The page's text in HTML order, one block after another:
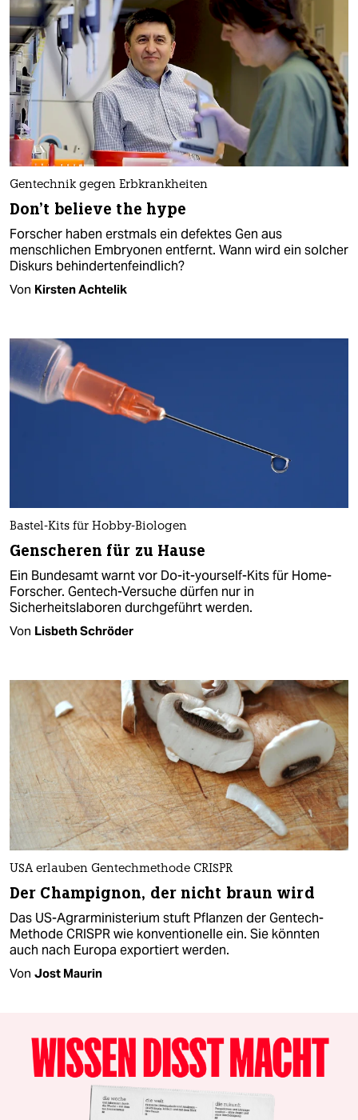
Gentechnik gegen Erbkrankheiten
Don’t believe the hype
Forscher haben erstmals ein defektes Gen aus
menschlichen Embryonen entfernt. Wann wird ein solcher
Diskurs behindertenfeindlich?
Von Kirsten Achtelik
Bastel-Kits für Hobby-Biologen
Genscheren für zu Hause
Ein Bundesamt warnt vor Do-it-yourself-Kits für Home-
Forscher. Gentech-Versuche dürfen nur in
Sicherheitslaboren durchgeführt werden.
Von Lisbeth Schröder
USA erlauben Gentechmethode CRISPR
Der Champignon, der nicht braun wird
Das US-Agrarministerium stuft Pflanzen der Gentech-
Methode CRISPR wie konventionelle ein. Sie könnten
auch nach Europa exportiert werden.
Von Jost Maurin